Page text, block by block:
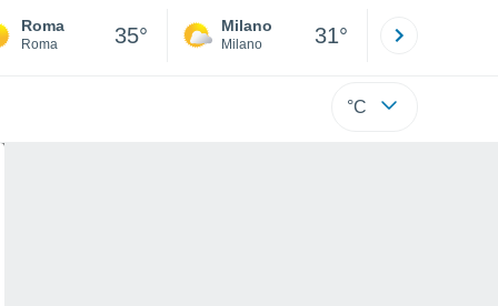
Roma
Roma 35° Milano
Milano 31°
°C